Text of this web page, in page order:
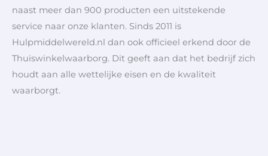
naast meer dan 900 producten een uitstekende
service naar onze klanten. Sinds 2011 is
Hulpmiddelwereld.nl dan ook officieel erkend door de
Thuiswinkelwaarborg. Dit geeft aan dat het bedrijf zich
houdt aan alle wettelijke eisen en de kwaliteit
waarborgt.